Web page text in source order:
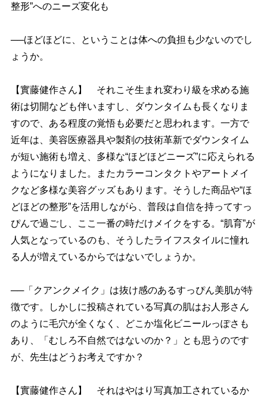
整形”へのニーズ変化も
──ほどほどに、ということは体への負担も少ないのでし
ょうか。
【實藤健作さん】 それこそ生まれ変わり級を求める施
術は切開なども伴いますし、ダウンタイムも長くなりま
すので、ある程度の覚悟も必要だと思われます。一方で
近年は、美容医療器具や製剤の技術革新でダウンタイム
が短い施術も増え、多様な“ほどほどニーズ”に応えられる
ようになりました。またカラーコンタクトやアートメイ
クなど多様な美容グッズもあります。そうした商品や“ほ
どほどの整形”を活用しながら、普段は自信を持ってすっ
ぴんで過ごし、ここ一番の時だけメイクをする。“肌育”が
人気となっているのも、そうしたライフスタイルに憧れ
る人が増えているからではないでしょうか。
──「クアンクメイク」は抜け感のあるすっぴん美肌が特
徴です。しかしに投稿されている写真の肌はお人形さん
のように毛穴が全くなく、どこか塩化ビニールっぽさも
あり、「むしろ不自然ではないのか？」とも思うのです
が、先生はどうお考えですか？
【實藤健作さん】 それはやはり写真加工されているか